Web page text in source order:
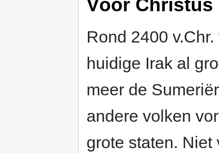
Vóór Christus
Rond 2400
huidige Irak al
meer de
andere volken
grote staten.